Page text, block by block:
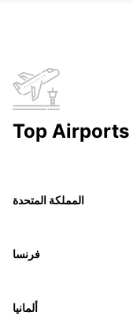
Top Airports
المملكة المتحدة
فرنسا
ألمانيا